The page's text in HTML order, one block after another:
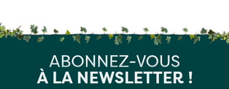
ABONNEZ-VOUS
À LA NEWSLETTER !